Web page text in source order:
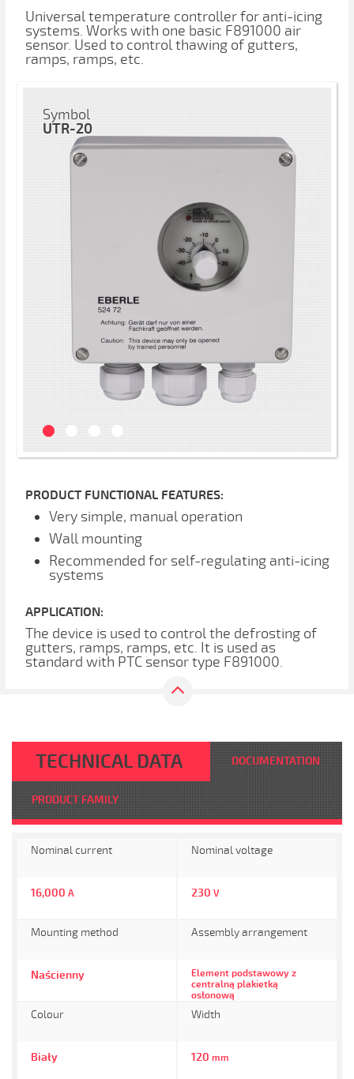
Universal temperature controller for anti-icing
systems. Works with one basic F891000 air
sensor. Used to control thawing of gutters,
ramps, ramps, etc.
Symbol
UTR-20
PRODUCT FUNCTIONAL FEATURES:
Very simple, manual operation
Wall mounting
Recommended for self-regulating anti-icing
systems
APPLICATION:
The device is used to control the defrosting of
gutters, ramps, ramps, etc. It is used as
standard with PTC sensor type F891000.
TECHNICAL DATA DOCUMENTATION
PRODUCT FAMILY
Nominal current
16,000 A
Nominal voltage
230 V
Mounting method
Naścienny
Assembly arrangement
Element podstawowy z
centralną plakietką
osłonową
Colour
Biały
Width
120 mm